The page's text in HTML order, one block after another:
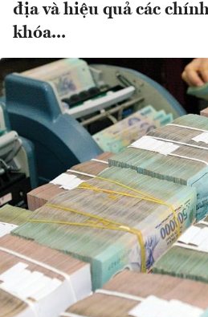
địa và hiệu quả các
khóa...